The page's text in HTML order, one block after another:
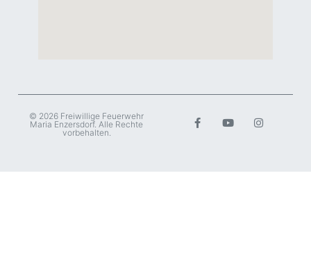
© 2026 Freiwillige Feuerwehr
Maria Enzersdorf. Alle Rechte
vorbehalten.